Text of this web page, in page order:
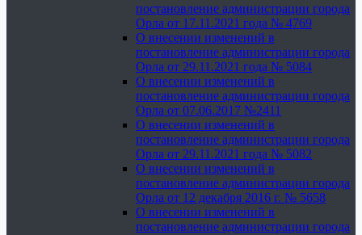
постановление администрации города
Орла от 17.11.2021 года № 4769
О внесении изменений в
постановление администрации города
Орла от 29.11.2021 года № 5084
О внесении изменений в
постановление администрации города
Орла от 07.06.2017 №2411
О внесении изменений в
постановление администрации города
Орла от 29.11.2021 года № 5082
О внесении изменений в
постановление администрации города
Орла от 12 декабря 2016 г. № 5658
О внесении изменений в
постановление администрации города